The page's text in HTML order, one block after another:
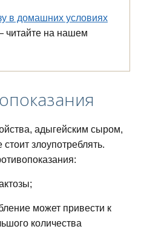
в домашних условиях
читайте на нашем
адыгейским сыром,
злоупотреблять.
может привести к
количества